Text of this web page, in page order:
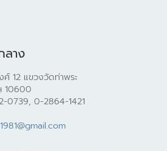
ลาง
12 แขวงวัดท่าพระ
10600
0739, 0-2864-1421